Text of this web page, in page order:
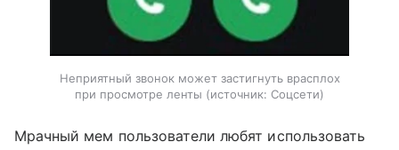
Неприятный звонок может застигнуть врасплох
при просмотре ленты
источник: Соцсети
Мрачный мем пользователи любят использовать